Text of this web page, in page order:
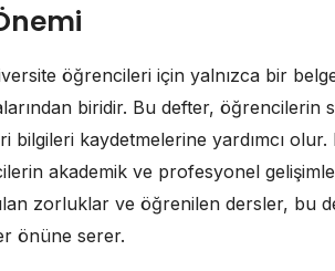
öğrencileri için yalnızca bir
biridir. Bu defter, öğrencilerin
bilgileri kaydetmelerine yardımcı
akademik ve profesyonel
zorluklar ve öğrenilen dersler, bu
önüne serer.